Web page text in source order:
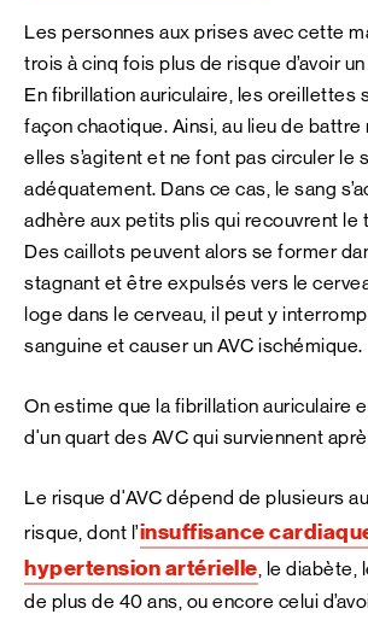
Les personnes aux prises avec cette
trois à cinq fois plus de risque d’avoir
En fibrillation auriculaire, les oreillettes
façon chaotique. Ainsi, au lieu de
elles s’agitent et ne font pas circuler le
adéquatement. Dans ce cas, le sang
adhère aux petits plis qui recouvrent le
Des caillots peuvent alors se former
stagnant et être expulsés vers le
loge dans le cerveau, il peut y
sanguine et causer un AVC ischémique.
On estime que la fibrillation auriculaire
d'un quart des AVC qui surviennent
Le risque d'AVC dépend de plusieurs
risque, dont l’insuffisance
hypertension artérielle, le diabète,
de plus de 40 ans, ou encore celui